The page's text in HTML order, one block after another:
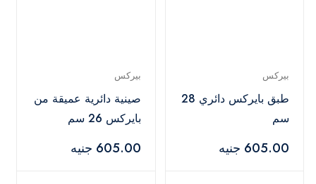
بيركس
طبق بايركس دائري 28
سم
605.00 جنيه
بيركس
صينية دائرية عميقة من
بايركس 26 سم
605.00 جنيه